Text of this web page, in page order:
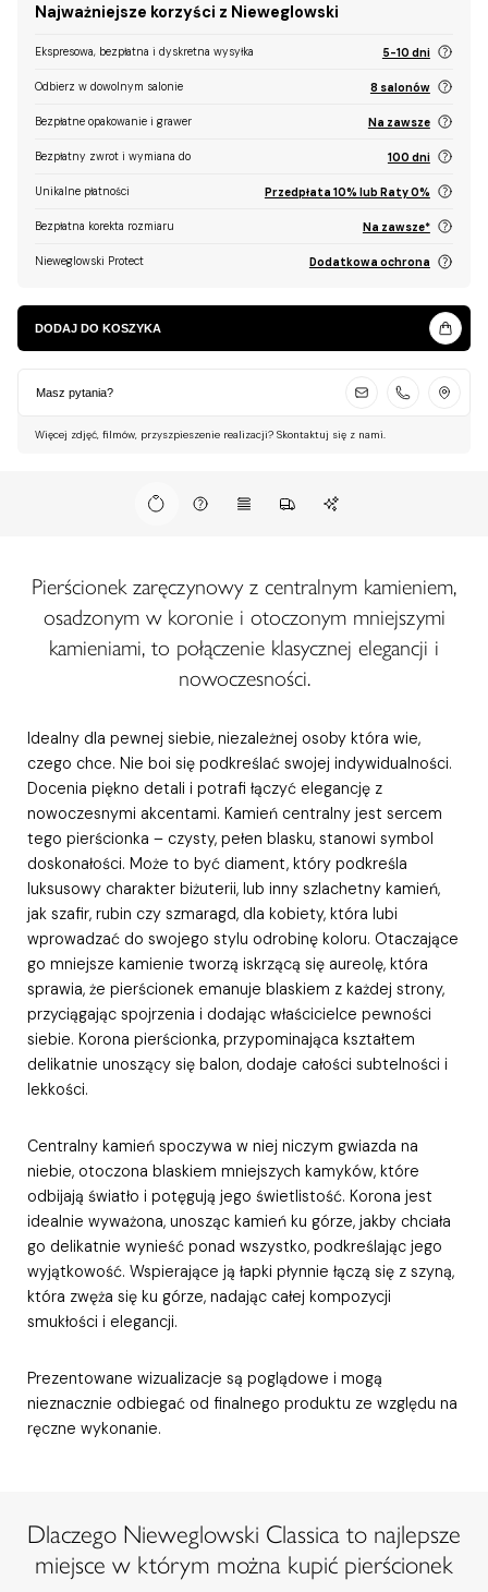
Najważniejsze korzyści z Nieweglowski
Ekspresowa, bezpłatna i dyskretna wysyłka 5-10 dni
Odbierz w dowolnym salonie 8 salonów
Bezpłatne opakowanie i grawer Na zawsze
Bezpłatny zwrot i wymiana do 100 dni
Unikalne płatności Przedpłata 10% lub Raty 0%
Bezpłatna korekta rozmiaru Na zawsze*
Nieweglowski Protect Dodatkowa ochrona
DODAJ DO KOSZYKA
Masz pytania?
Więcej zdjęć, filmów, przyszpieszenie realizacji? Skontaktuj się z nami.
Pierścionek zaręczynowy z centralnym kamieniem,
osadzonym w koronie i otoczonym mniejszymi
kamieniami, to połączenie klasycznej elegancji i
nowoczesności.
Idealny dla pewnej siebie, niezależnej osoby która wie,
czego chce. Nie boi się podkreślać swojej indywidualności.
Docenia piękno detali i potrafi łączyć elegancję z
nowoczesnymi akcentami. Kamień centralny jest sercem
tego pierścionka – czysty, pełen blasku, stanowi symbol
doskonałości. Może to być diament, który podkreśla
luksusowy charakter biżuterii, lub inny szlachetny kamień,
jak szafir, rubin czy szmaragd, dla kobiety, która lubi
wprowadzać do swojego stylu odrobinę koloru. Otaczające
go mniejsze kamienie tworzą iskrzącą się aureolę, która
sprawia, że pierścionek emanuje blaskiem z każdej strony,
przyciągając spojrzenia i dodając właścicielce pewności
siebie. Korona pierścionka, przypominająca kształtem
delikatnie unoszący się balon, dodaje całości subtelności i
lekkości.
Centralny kamień spoczywa w niej niczym gwiazda na
niebie, otoczona blaskiem mniejszych kamyków, które
odbijają światło i potęgują jego świetlistość. Korona jest
idealnie wyważona, unosząc kamień ku górze, jakby chciała
go delikatnie wynieść ponad wszystko, podkreślając jego
wyjątkowość. Wspierające ją łapki płynnie łączą się z szyną,
która zwęża się ku górze, nadając całej kompozycji
smukłości i elegancji.
Prezentowane wizualizacje są poglądowe i mogą
nieznacznie odbiegać od finalnego produktu ze względu na
ręczne wykonanie.
Dlaczego Nieweglowski Classica to najlepsze
miejsce w którym można kupić pierścionek